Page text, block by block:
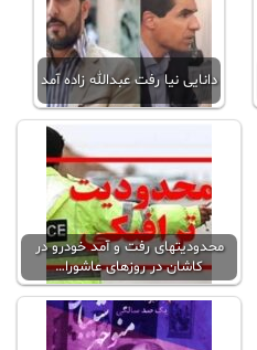
دانایی نیا رفت عبدالله زاده آمد
محدودیتهای رفت و آمد خودرو در
کاشان در روزهای عاشورا…